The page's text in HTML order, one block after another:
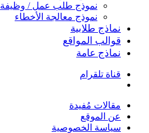
نموذج طلب عمل / وظيفة
نموذج معالجة الأخطاء
نماذج طلابية
قوالب المواقع
نماذج عامة
قناة تلقرام
مقالات مُفيدة
عن الموقع
سياسة الخصوصية